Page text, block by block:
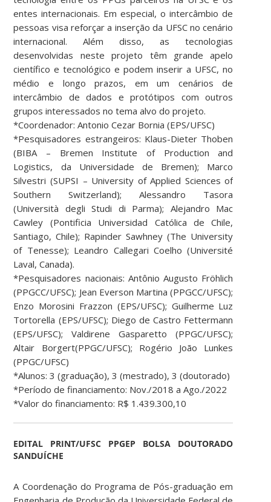
entes internacionais. Em especial, o intercâmbio de
pessoas visa reforçar a inserção da UFSC no cenário
internacional. Além disso, as tecnologias
desenvolvidas neste projeto têm grande apelo
científico e tecnológico e podem inserir a UFSC, no
médio e longo prazos, em um cenários de
intercâmbio de dados e protótipos com outros
grupos interessados no tema alvo do projeto.
*Coordenador: Antonio Cezar Bornia (EPS/UFSC)
*Pesquisadores estrangeiros: Klaus-Dieter Thoben
(BIBA – Bremen Institute of Production and
Logistics, da Universidade de Bremen); Marco
Silvestri (SUPSI – University of Applied Sciences of
Southern Switzerland); Alessandro Tasora
(Università degli Studi di Parma); Alejandro Mac
Cawley (Pontificia Universidad Católica de Chile,
Santiago, Chile); Rapinder Sawhney (The University
of Tenesse); Leandro Callegari Coelho (Université
Laval, Canada).
*Pesquisadores nacionais: Antônio Augusto Fröhlich
(PPGCC/UFSC); Jean Everson Martina (PPGCC/UFSC);
Enzo Morosini Frazzon (EPS/UFSC); Guilherme Luz
Tortorella (EPS/UFSC); Diego de Castro Fettermann
(EPS/UFSC); Valdirene Gasparetto (PPGC/UFSC);
Altair Borgert(PPGC/UFSC); Rogério João Lunkes
(PPGC/UFSC)
*Alunos: 3 (graduação), 3 (mestrado), 3 (doutorado)
*Período de financiamento: Nov./2018 a Ago./2022
*Valor do financiamento: R$ 1.439.300,10
EDITAL PRINT/UFSC PPGEP BOLSA DOUTORADO
SANDUÍCHE
A Coordenação do Programa de Pós-graduação em